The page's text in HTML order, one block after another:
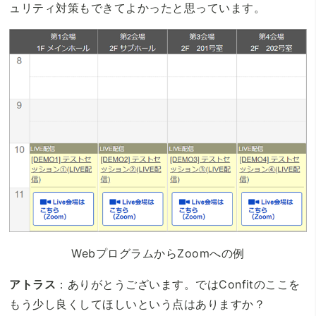
ュリティ対策もできてよかったと思っています。
WebプログラムからZoomへの例
アトラス ：ありがとうございます。ではConfitのここを
もう少し良くしてほしいという点はありますか？